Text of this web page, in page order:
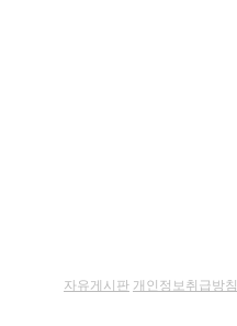
자유게시판 개인정보취급방침